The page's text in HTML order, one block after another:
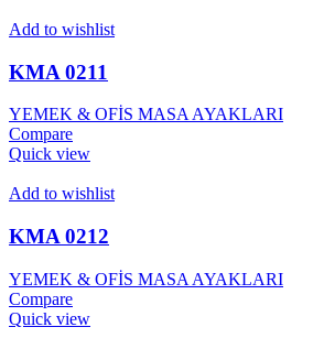
Add to wishlist
KMA 0211
YEMEK & OFİS MASA AYAKLARI
Compare
Quick view
Add to wishlist
KMA 0212
YEMEK & OFİS MASA AYAKLARI
Compare
Quick view